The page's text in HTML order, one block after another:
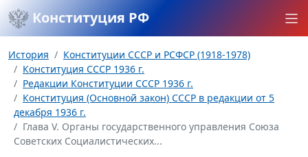
Конституция РФ
История
Конституции СССР и РСФСР (1918-1978)
Конституция СССР 1936 г.
Редакции Конституции СССР 1936 г.
Конституция (Основной закон) СССР в редакции от 5
декабря 1936 г.
Глава V. Органы государственного управления Союза
Советских Социалистических...